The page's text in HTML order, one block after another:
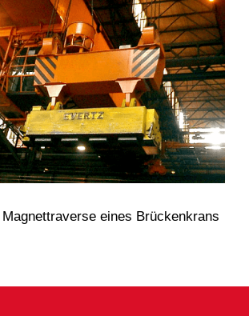
eines Brückenkrans